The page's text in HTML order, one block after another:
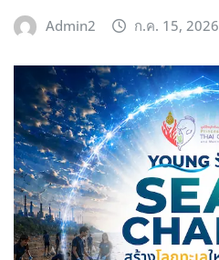
Admin2 ก.ค. 15, 2026